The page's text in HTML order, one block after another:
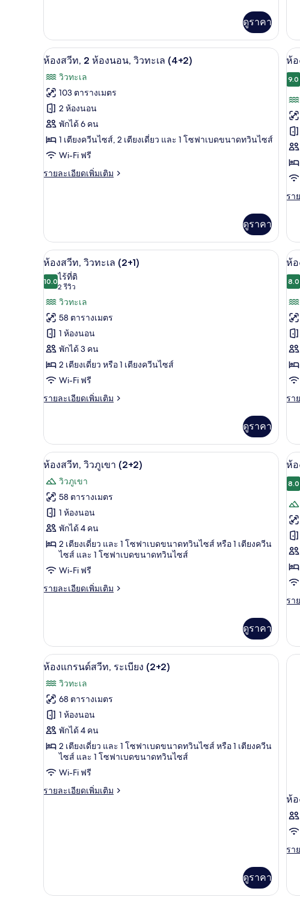
ทะเล
ห้อง
พรีเมียม
สตู
โอ
สวี
ท,
วิว
ทะเล
ดูราคา
เกี่ยว
กับ
ห้อง
ท,
ทะ
เปิด
ภาพถ่าย
ทั้งหมด
ของ
ห้อง
สวีท,
2
ห้อง
(4+2)
1 ห้องนอน, โต๊ะทำงาน, ผ้าม่านกันแสง,
11
ห้องสวีท, 2 ห้องนอน, วิวทะเล (4+2)
วิวทะเล
103 ตารางเมตร
2 ห้องนอน
พักได้ 6 คน
1 เตียงควีนไซส์, 2 เตียงเดี่ยว และ 1 โซฟาเบดขนาดทวินไซส์
Wi-Fi ฟรี
รายละเอียดเพิ่มเติม
ราย
ห้อง
สวี
ท,
ห้อง
นอน,
วิว
ทะเล
(4+2)
ดูราคา
เปิ
ภ
ทั้
ของ
ห้
ส
วิว
ท
ห้อ
9.0
รา
ราย
เกี่ยว
กับ
ห้อง
ท,
ทะ
เปิด
ภาพถ่าย
ทั้งหมด
ของ
ห้อง
สวีท,
วิว
ทะเล
(2+1)
1 ห้องนอน, โต๊ะทำงาน, ผ้าม่านกันแสง,
12
ห้องสวีท, วิวทะเล (2+1)
10.010.0 จาก 10
ไร้ที่ติ
2 รีวิว
(2
รีวิว)
วิวทะเล
58 ตารางเมตร
1 ห้องนอน
พักได้ 3 คน
2 เตียงเดี่ยว หรือ 1 เตียงควีนไซส์
Wi-Fi ฟรี
รายละเอียดเพิ่มเติม
ราย
เกี่ยว
กับ
ห้อง
ท,
วิว
ทะเล
(2+1)
ดูราคา
เปิ
ภ
ทั้
ของ
ห้
ส
วิว
ท
ห้อ
8.0
รา
ราย
เกี่ยว
กับ
ห้อง
ท,
ทะ
(3+1)
เปิด
ภาพถ่าย
ทั้งหมด
ของ
ห้อง
สวีท,
วิว
1 ห้องนอน, โต๊ะทำงาน, ผ้าม่านกันแสง,
9
ห้องสวีท, วิวภูเขา (2+2)
วิวภูเขา
58 ตารางเมตร
1 ห้องนอน
พักได้ 4 คน
2 เตียงเดี่ยว และ 1 โซฟาเบดขนาดทวินไซส์ หรือ 1 เตียงควีน
ไซส์ และ 1 โซฟาเบดขนาดทวินไซส์
Wi-Fi ฟรี
รายละเอียดเพิ่มเติม
ราย
กับ
ห้อง
สวี
วิว
ภูเขา
(2+2)
ดูราคา
เปิ
ภ
ทั้
ของ
ห้
ส
ดั
ห้
8.0
รา
ราย
เกี่ยว
กับ
ห้อง
เปิด
ภาพถ่าย
ทั้งหมด
ของ
ห้อง
แก
รนด์
1 ห้องนอน, โต๊ะทำงาน, ผ้าม่านกันแสง,
4
ห้องแกรนด์สวีท, ระเบียง (2+2)
วิวทะเล
68 ตารางเมตร
1 ห้องนอน
พักได้ 4 คน
2 เตียงเดี่ยว และ 1 โซฟาเบดขนาดทวินไซส์ หรือ 1 เตียงควีน
ไซส์ และ 1 โซฟาเบดขนาดทวินไซส์
Wi-Fi ฟรี
รายละเอียดเพิ่มเติม
ราย
สวี
ดูราคา
ห้
รา
ราย
เกี่ยว